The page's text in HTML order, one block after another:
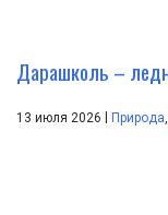
Дарашколь –
13 июля 2026 | Природа